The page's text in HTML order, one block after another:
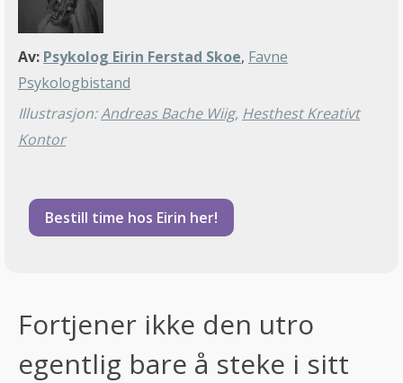
Av: Psykolog Eirin Ferstad Skoe, Favne
Psykologbistand
Illustrasjon:Andreas Bache Wiig, Hesthest Kreativt
Kontor
Bestill time hos Eirin her!
Fortjener ikke den utro
egentlig bare å steke i sitt